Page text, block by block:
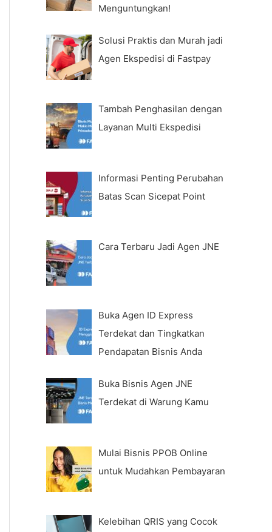
Menguntungkan!
Solusi Praktis dan Murah jadi
Agen Ekspedisi di Fastpay
Tambah Penghasilan dengan
Layanan Multi Ekspedisi
Informasi Penting Perubahan
Batas Scan Sicepat Point
Cara Terbaru Jadi Agen JNE
Buka Agen ID Express
Terdekat dan Tingkatkan
Pendapatan Bisnis Anda
Buka Bisnis Agen JNE
Terdekat di Warung Kamu
Mulai Bisnis PPOB Online
untuk Mudahkan Pembayaran
Kelebihan QRIS yang Cocok